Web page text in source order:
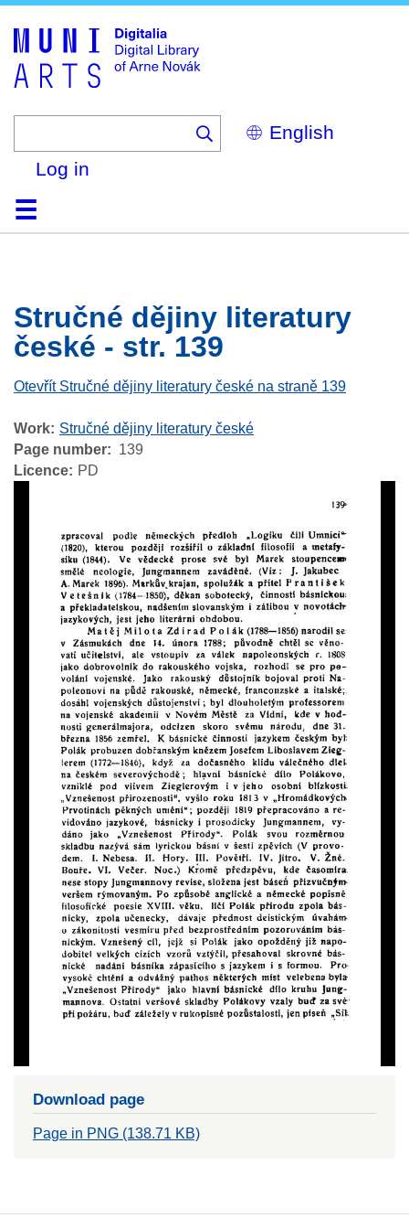
Select
your
Log in
HomeBrowse
Search
About
HelpContactDigitalia
Stručné dějiny literatury
české - str. 139
Otevřít Stručné dějiny literatury české na straně 139
Work
Stručné dějiny literatury české
Page number
139
Licence
PD
Download page
Page in PNG (138.71 KB)